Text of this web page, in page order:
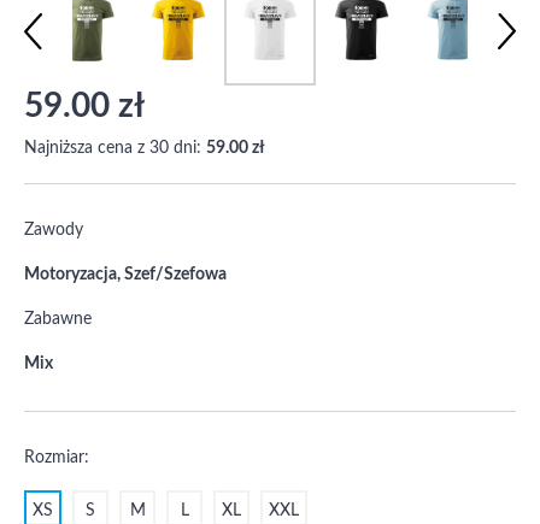
59.00 zł
Najniższa cena z 30 dni: 59.00 zł
Zawody
Motoryzacja, Szef/Szefowa
Zabawne
Mix
Rozmiar:
XS S M L XL XXL